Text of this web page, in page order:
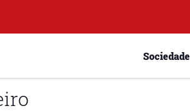
Sociedade